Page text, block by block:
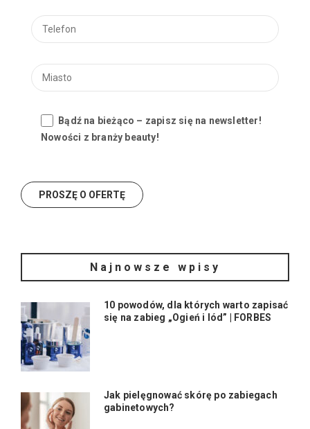
Bądź na bieżąco – zapisz się na newsletter!
Nowości z branży beauty!
Najnowsze wpisy
10 powodów, dla których warto zapisać
się na zabieg „Ogień i lód” | FORBES
Jak pielęgnować skórę po zabiegach
gabinetowych?